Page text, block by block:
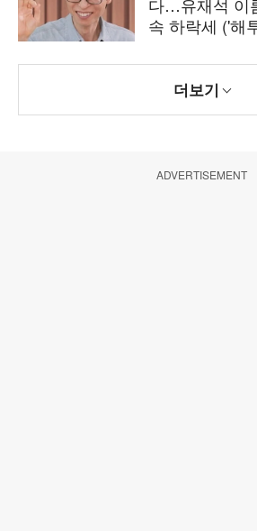
속 하락세 ('해
더보기
ADVERTISEMENT